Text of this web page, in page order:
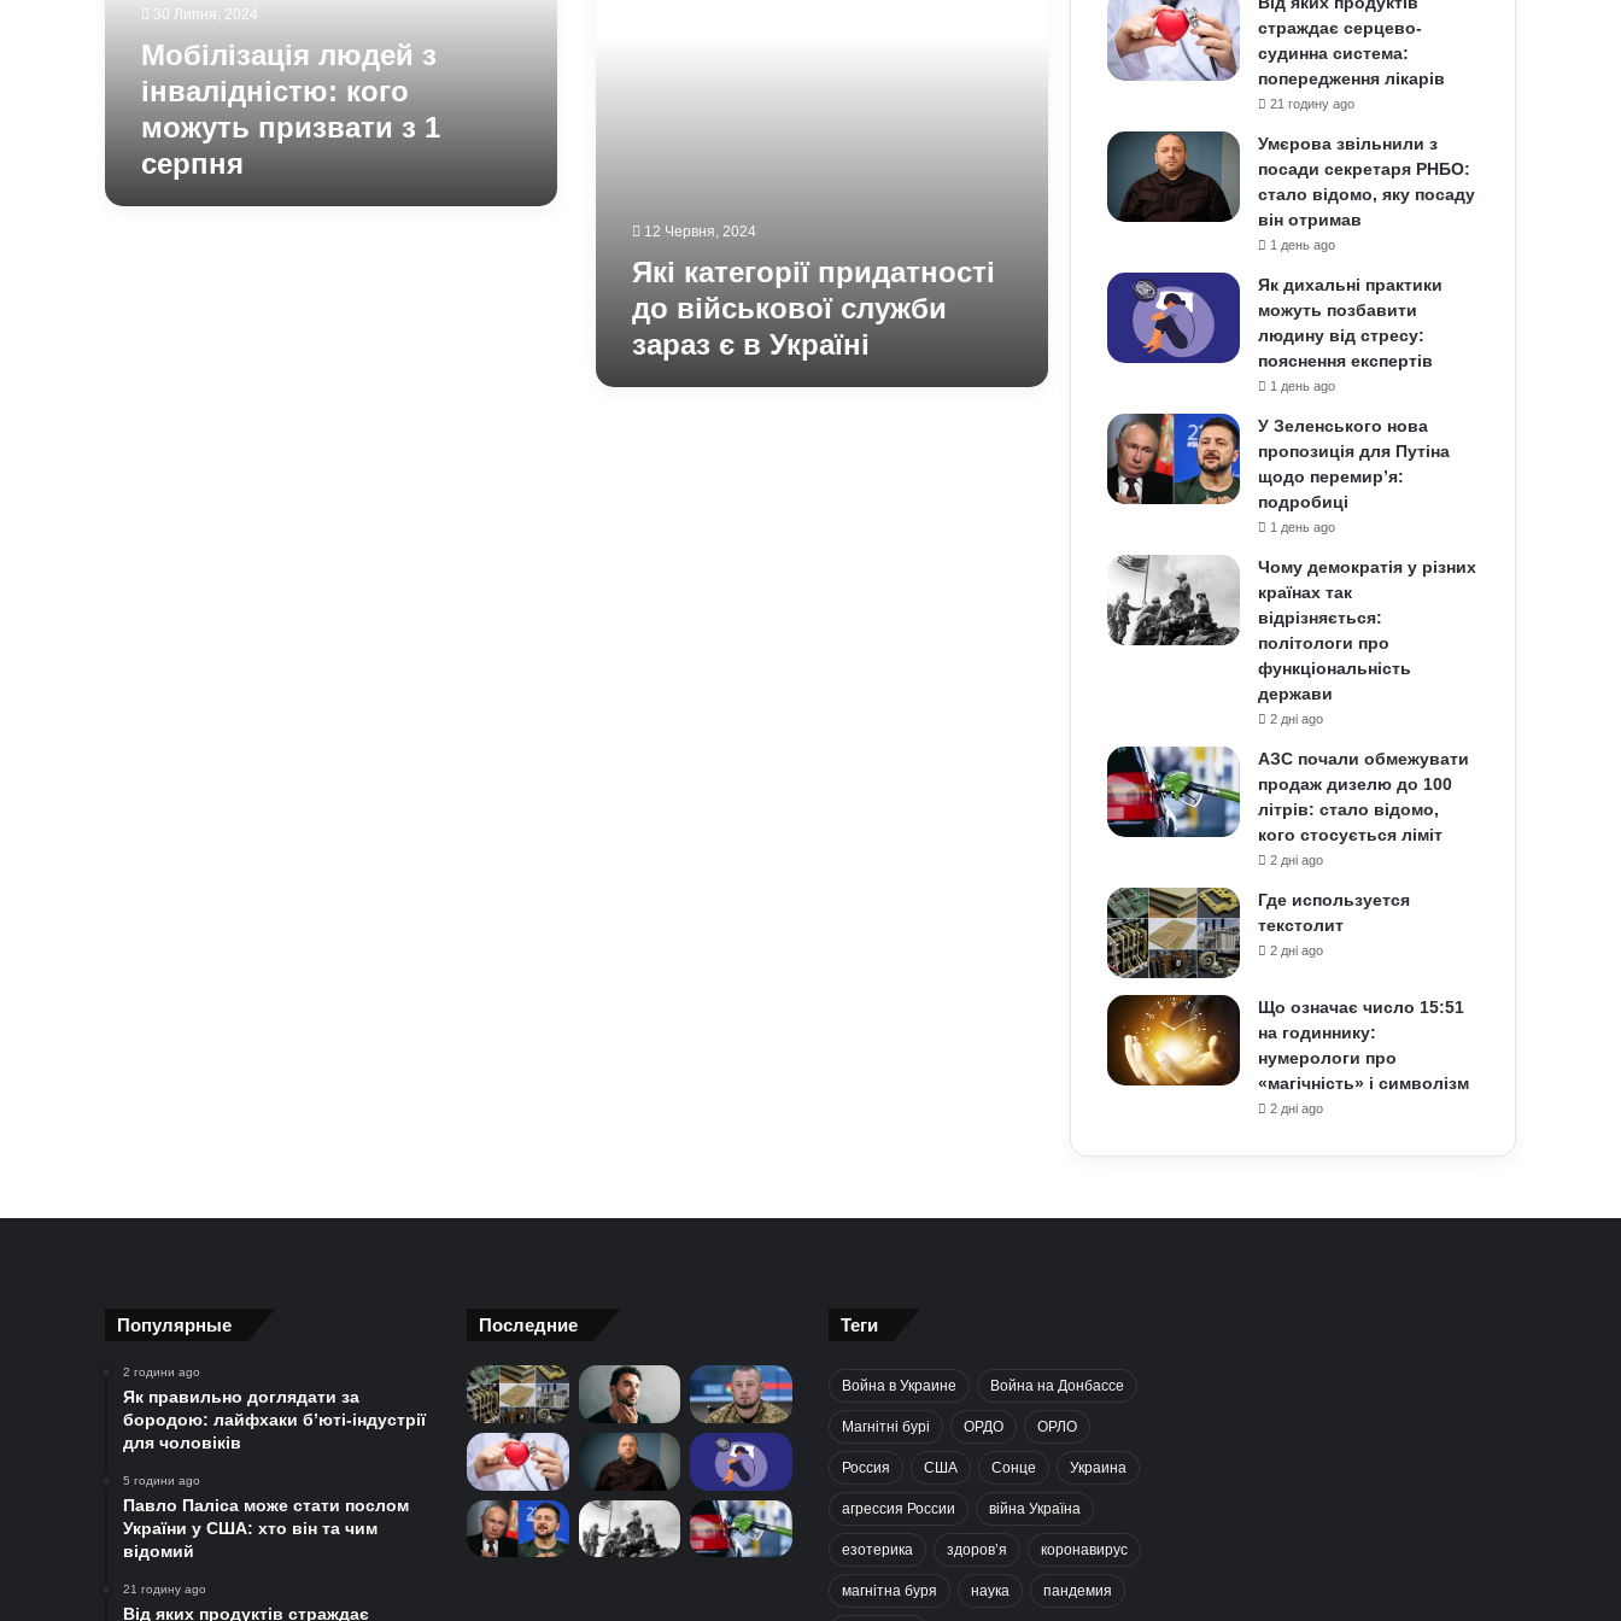
призвати
серпня
30 Липня, 2024
Мобілізація людей з
інвалідністю: кого
можуть призвати з 1
серпня
12 Червня, 2024
Які категорії придатності
до військової служби
зараз є в Україні
страждає серцево-
судинна система:
попередження лікарів
21 годину ago
Умєрова звільнили з
посади секретаря РНБО:
стало відомо, яку посаду
він отримав
1 день ago
Як дихальні практики
можуть позбавити
людину від стресу:
пояснення експертів
1 день ago
У Зеленського нова
пропозиція для Путіна
щодо перемир’я:
подробиці
1 день ago
Чому демократія у різних
країнах так
відрізняється:
політологи про
функціональність
держави
2 дні ago
АЗС почали обмежувати
продаж дизелю до 100
літрів: стало відомо,
кого стосується ліміт
2 дні ago
Где используется
текстолит
2 дні ago
Що означає число 15:51
на годиннику:
нумерологи про
«магічність» і символізм
2 дні ago
Популярные
2 години ago
Як правильно доглядати за
бородою: лайфхаки б’юті-індустрії
для чоловіків
5 години ago
Павло Паліса може стати послом
України у США: хто він та чим
відомий
21 годину ago
Від яких продуктів страждає
Последние Теги
Война в Украине Война на Донбассе
Магнітні бурі ОРДО ОРЛО
Россия США Сонце Украина
агрессия России війна Україна
езотерика здоров’я коронавирус
магнітна буря наука пандемия